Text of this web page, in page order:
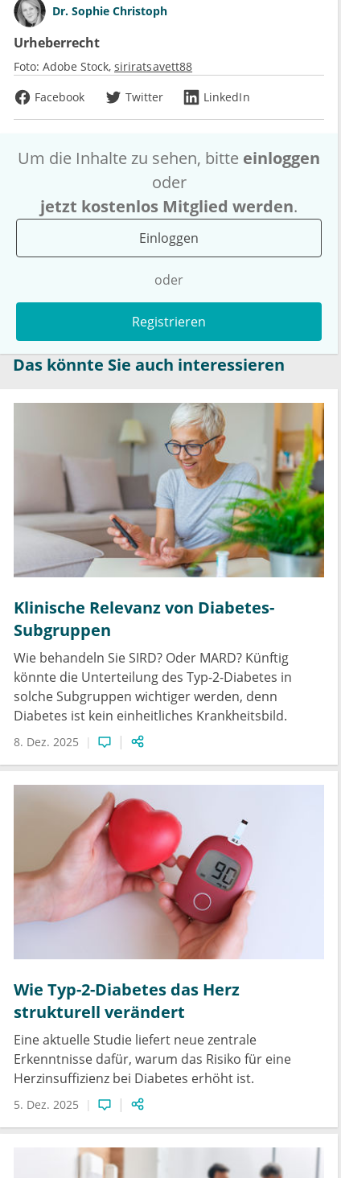
Dr. Sophie Christoph
Urheberrecht
Foto: Adobe Stock siriratsavett88
Facebook
Twitter LinkedIn
Um die Inhalte zu sehen, bitte einloggen
oder
jetzt kostenlos Mitglied werden.
Einloggen
oder
Registrieren
Das könnte Sie auch interessieren
Klinische Relevanz von Diabetes-
Subgruppen
Wie behandeln Sie SIRD? Oder MARD? Künftig
könnte die Unterteilung des Typ-2-Diabetes in
solche Subgruppen wichtiger werden, denn
Diabetes ist kein einheitliches Krankheitsbild.
8. Dez. 2025
Wie Typ-2-Diabetes das Herz
strukturell verändert
Eine aktuelle Studie liefert neue zentrale
Erkenntnisse dafür, warum das Risiko für eine
Herzinsuffizienz bei Diabetes erhöht ist.
5. Dez. 2025